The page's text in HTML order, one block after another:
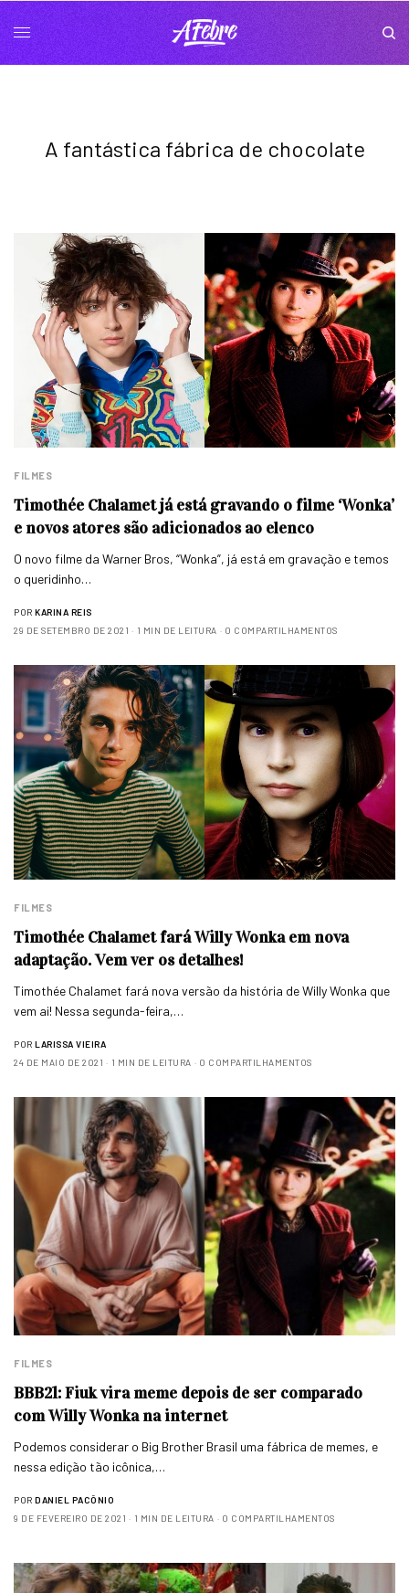
A fantástica fábrica de chocolate
FILMES
Timothée Chalamet já está gravando o filme ‘Wonka’
e novos atores são adicionados ao elenco
O novo filme da Warner Bros, “Wonka”, já está em gravação e temos
o queridinho…
POR KARINA REIS
29 DE SETEMBRO DE 2021
1 MIN DE LEITURA 0 COMPARTILHAMENTOS
FILMES
Timothée Chalamet fará Willy Wonka em nova
adaptação. Vem ver os detalhes!
Timothée Chalamet fará nova versão da história de Willy Wonka que
vem ai! Nessa segunda-feira,…
POR LARISSA VIEIRA
24 DE MAIO DE 2021
1 MIN DE LEITURA 0 COMPARTILHAMENTOS
FILMES
BBB21: Fiuk vira meme depois de ser comparado
com Willy Wonka na internet
Podemos considerar o Big Brother Brasil uma fábrica de memes, e
nessa edição tão icônica,…
POR DANIEL PACÔNIO
9 DE FEVEREIRO DE 2021
1 MIN DE LEITURA 0 COMPARTILHAMENTOS